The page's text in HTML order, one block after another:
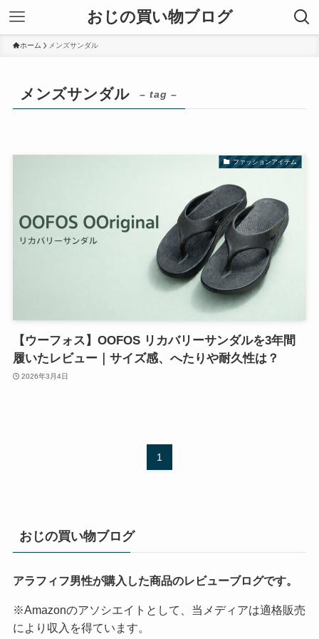
おじの買い物ブログ
ホーム メンズサンダル
メンズサンダル – tag –
ファッションアイテム
【ウーフォス】OOFOS リカバリーサンダルを3年間
履いたレビュー｜サイズ感、へたりや耐久性は？
2026年3月4日
1
おじの買い物ブログ
アラフィフ男性が購入した商品のレビューブログです。
※Amazonのアソシエイトとして、当メディアは適格販売
により収入を得ています。